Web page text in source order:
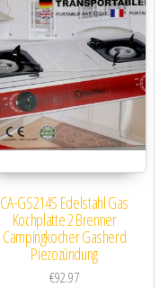
CA-GS214S Edelstahl Gas
Kochplatte 2 Brenner
Campingkocher Gasherd
Piezozündung
€92.97